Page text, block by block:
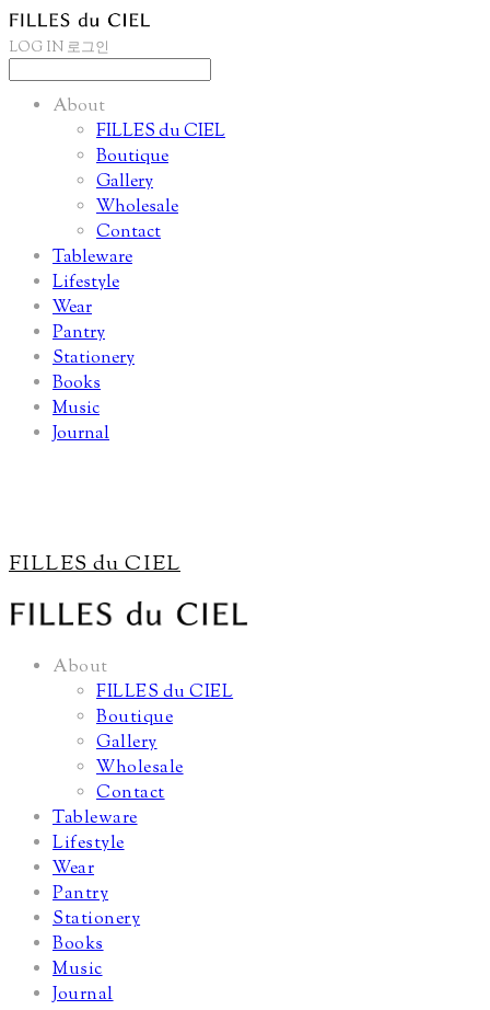
LOG IN 로그인
About
FILLES du CIEL
Boutique
Gallery
Wholesale
Contact
Tableware
Lifestyle
Wear
Pantry
Stationery
Books
Music
Journal
FILLES du CIEL
About
FILLES du CIEL
Boutique
Gallery
Wholesale
Contact
Tableware
Lifestyle
Wear
Pantry
Stationery
Books
Music
Journal